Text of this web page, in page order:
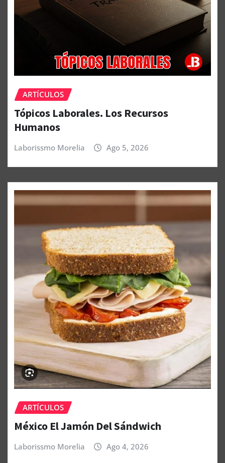
ARTÍCULOS
Tópicos Laborales. Los Recursos
Humanos
Laborissmo Morelia Ago 5, 2026
ARTÍCULOS
México El Jamón Del Sándwich
Laborissmo Morelia Ago 4, 2026